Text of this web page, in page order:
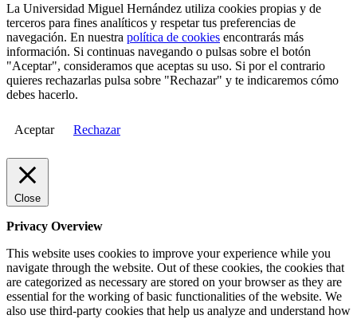
La Universidad Miguel Hernández utiliza cookies propias y de
terceros para fines analíticos y respetar tus preferencias de
navegación. En nuestra política de cookies encontrarás más
información. Si continuas navegando o pulsas sobre el botón
"Aceptar", consideramos que aceptas su uso. Si por el contrario
quieres rechazarlas pulsa sobre "Rechazar" y te indicaremos cómo
debes hacerlo.
Aceptar Rechazar
Close
Privacy Overview
This website uses cookies to improve your experience while you
navigate through the website. Out of these cookies, the cookies that
are categorized as necessary are stored on your browser as they are
essential for the working of basic functionalities of the website. We
also use third-party cookies that help us analyze and understand how